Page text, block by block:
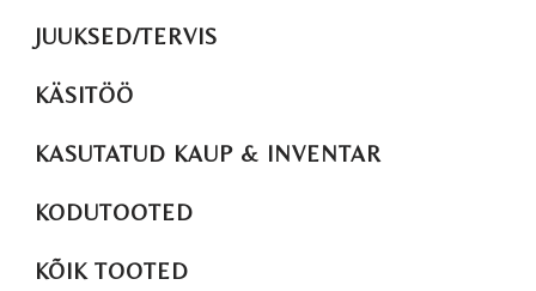
JUUKSED/TERVIS
KÄSITÖÖ
KASUTATUD KAUP & INVENTAR
KODUTOOTED
KÕIK TOOTED